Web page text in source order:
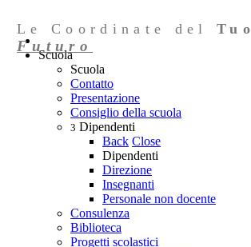
Le Coordinate delTuo
Futuro
Scuola
Scuola
Contatto
Presentazione
Consiglio della scuola
3 Dipendenti
Back Close
Dipendenti
Direzione
Insegnanti
Personale non docente
Consulenza
Biblioteca
Progetti scolastici